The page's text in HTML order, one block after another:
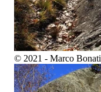
© 2021 - Marco Bonati